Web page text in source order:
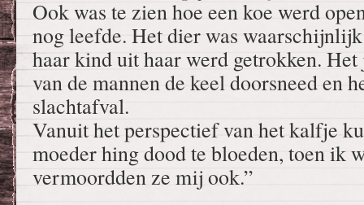
Ook was te zien hoe een koe werd
nog leefde. Het dier was
haar kind uit haar werd getrokken.
van de mannen de keel doorsneed en
slachtafval.
Vanuit het perspectief van het kalfje
moeder hing dood te bloeden, toen ik
vermoordden ze mij ook.”